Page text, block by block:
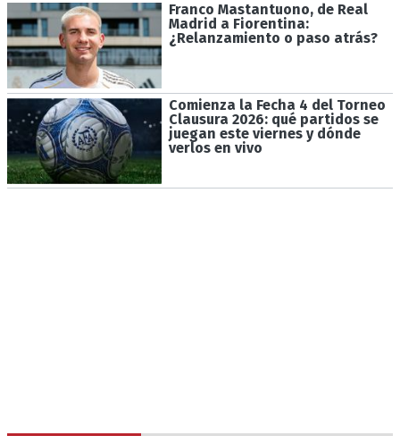
Franco Mastantuono, de Real
Madrid a Fiorentina:
¿Relanzamiento o paso atrás?
Comienza la Fecha 4 del Torneo
Clausura 2026: qué partidos se
juegan este viernes y dónde
verlos en vivo